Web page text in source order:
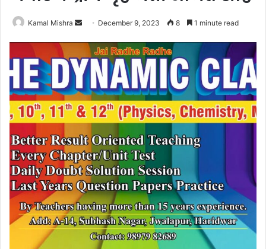
Kamal Mishra
Send
email
December 9, 2023 8 1 minute read